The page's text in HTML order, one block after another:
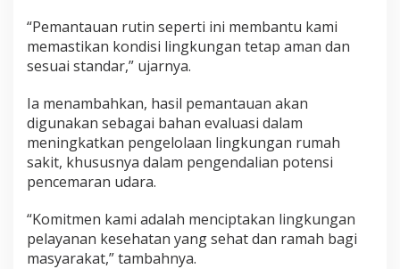
“Pemantauan rutin seperti ini membantu kami
memastikan kondisi lingkungan tetap aman dan
sesuai standar,” ujarnya.
Ia menambahkan, hasil pemantauan akan
digunakan sebagai bahan evaluasi dalam
meningkatkan pengelolaan lingkungan rumah
sakit, khususnya dalam pengendalian potensi
pencemaran udara.
“Komitmen kami adalah menciptakan lingkungan
pelayanan kesehatan yang sehat dan ramah bagi
masyarakat,” tambahnya.